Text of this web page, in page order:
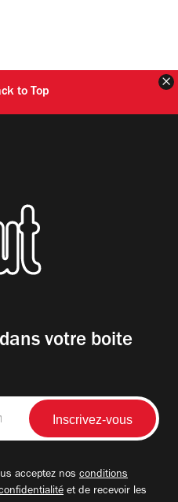
to Top
votre boite
acceptez nos conditions
et de recevoir les